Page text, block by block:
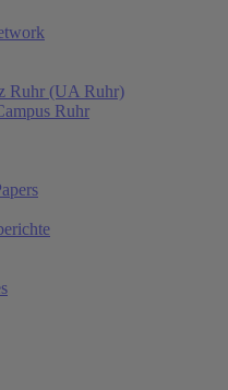
Ruhr (UA Ruhr)
Ruhr